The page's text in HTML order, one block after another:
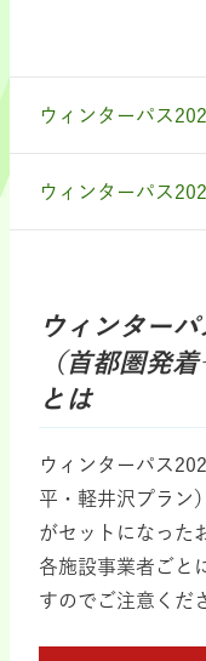
ウィンターパス
ウィンターパス
ウィンター
（首都圏発
とは
ウィンターパス
平・軽井沢プラン
がセットになった
各施設事業者ごと
すのでご注意くだ